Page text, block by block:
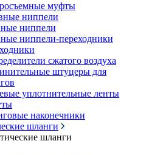
муфты
ниппели
ниппели
ниппели-переходники
сжатого воздуха
штуцеры для
уплотнительные ленты
наконечники
шланги
шланги